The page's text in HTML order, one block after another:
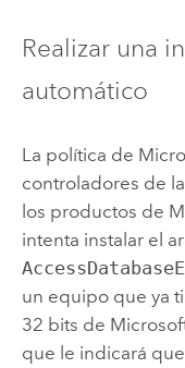
Realizar una
automático
La política de
controladores de
los productos de
intenta instalar el
un equipo que ya
32 bits de
que le indicará